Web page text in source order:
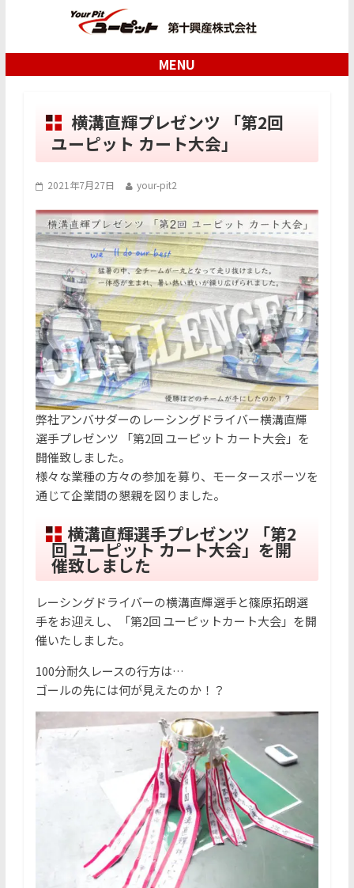
MENU
横溝直輝プレゼンツ 「第2回
ユーピット カート大会」
2021年7月27日 your-pit2
弊社アンバサダーのレーシングドライバー横溝直輝
選手プレゼンツ 「第2回 ユーピット カート大会」を
開催致しました。
様々な業種の方々の参加を募り、モータースポーツを
通じて企業間の懇親を図りました。
横溝直輝選手プレゼンツ 「第2
回 ユーピット カート大会」を開
催致しました
レーシングドライバーの横溝直輝選手と篠原拓朗選
手をお迎えし、「第2回 ユーピットカート大会」を開
催いたしました。
100分耐久レースの行方は…
ゴールの先には何が見えたのか！？